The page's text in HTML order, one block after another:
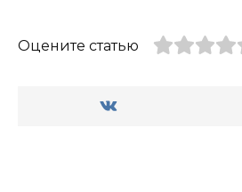
Оцените статью